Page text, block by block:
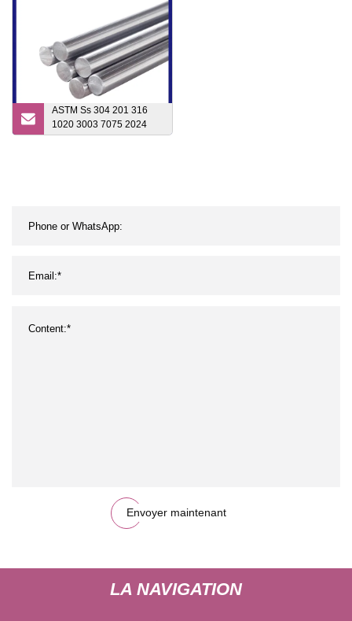
ASTM Ss 304 201 316
1020 3003 7075 2024
S235jr S355jr barre ronde
Envoyer maintenant
LA NAVIGATION